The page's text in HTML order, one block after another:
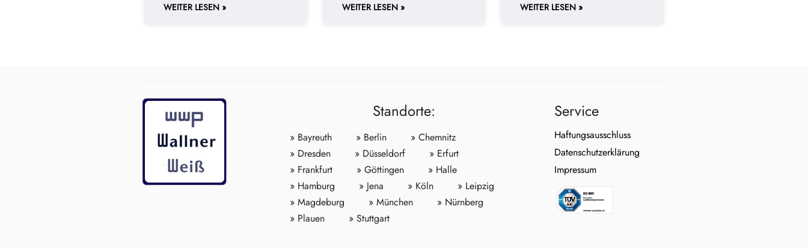
WEITER LESEN » WEITER LESEN » WEITER LESEN »
Standorte:
» Bayreuth » Berlin
» Chemnitz
» Dresden
» Düsseldorf
» Erfurt
» Frankfurt
» Göttingen
» Halle
» Hamburg
» Jena » Köln
» Leipzig
» Magdeburg
» München
» Nürnberg
» Plauen
» Stuttgart
Service
Haftungsausschluss
Datenschutzerklärung
Impressum